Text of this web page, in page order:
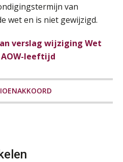
van
wet en is niet gewijzigd.
verslag wijziging Wet
leeftijd
transitievergoeding
krijgen
op uren per dienst: 7
fouten in
impact van AI op de
Online Excel training voor de salarisadministrateur (specialisatie en AI)